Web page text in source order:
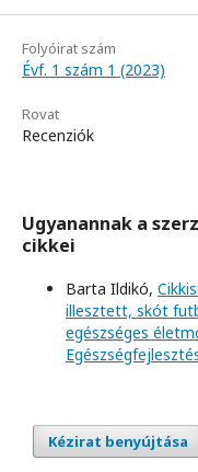
Folyóirat szám
Évf. 1 szám 1 (2023)
Rovat
Recenziók
Ugyanannak a
cikkei
Barta Ildikó,
illesztett, skót
egészséges
Kézirat benyújtása